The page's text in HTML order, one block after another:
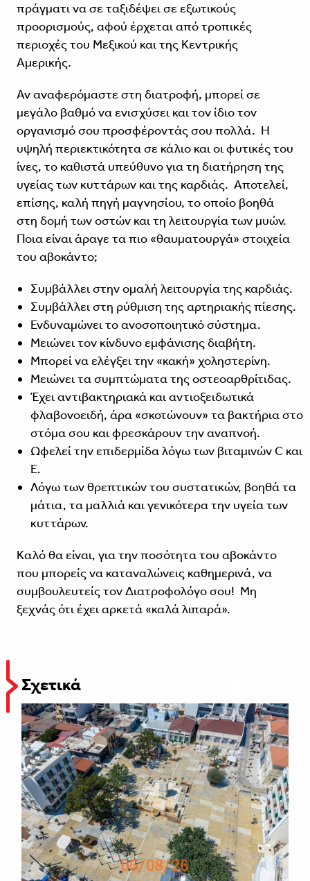
πράγματι να σε ταξιδέψει σε εξωτικούς
προορισμούς, αφού έρχεται από τροπικές
περιοχές του Μεξικού και της Κεντρικής
Αμερικής.
Αν αναφερόμαστε στη διατροφή, μπορεί σε
μεγάλο βαθμό να ενισχύσει και τον ίδιο τον
οργανισμό σου προσφέροντάς σου πολλά. Η
υψηλή περιεκτικότητα σε κάλιο και οι φυτικές του
ίνες, το καθιστά υπεύθυνο για τη διατήρηση της
υγείας των κυττάρων και της καρδιάς. Αποτελεί,
επίσης, καλή πηγή μαγνησίου, το οποίο βοηθά
στη δομή των οστών και τη λειτουργία των μυών.
Ποια είναι άραγε τα πιο «θαυματουργά» στοιχεία
του αβοκάντο;
Συμβάλλει στην ομαλή λειτουργία της καρδιάς.
Συμβάλλει στη ρύθμιση της αρτηριακής πίεσης.
Ενδυναμώνει το ανοσοποιητικό σύστημα.
Μειώνει τον κίνδυνο εμφάνισης διαβήτη.
Μπορεί να ελέγξει την «κακή» χοληστερίνη.
Μειώνει τα συμπτώματα της οστεοαρθρίτιδας.
Έχει αντιβακτηριακά και αντιοξειδωτικά
φλαβονοειδή, άρα «σκοτώνουν» τα βακτήρια στο
στόμα σου και φρεσκάρουν την αναπνοή.
Ωφελεί την επιδερμίδα λόγω των βιταμινών C και
E.
Λόγω των θρεπτικών του συστατικών, βοηθά τα
μάτια, τα μαλλιά και γενικότερα την υγεία των
κυττάρων.
Καλό θα είναι, για την ποσότητα του αβοκάντο
που μπορείς να καταναλώνεις καθημερινά, να
συμβουλευτείς τον Διατροφολόγο σου! Μη
ξεχνάς ότι έχει αρκετά «καλά λιπαρά».
Σχετικά